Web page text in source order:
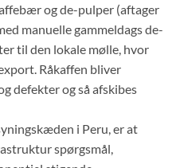
og de-pulper (aftager
manuelle gammeldags de-
til den lokale mølle, hvor
Råkaffen bliver
defekter og så afskibes
i Peru, er at
spørgsmål,